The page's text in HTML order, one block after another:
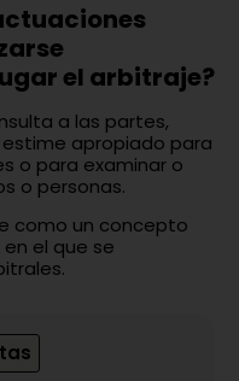
el arbitraje?
a las partes,
estime apropiado para
o para examinar o
o personas.
como un concepto
el que se